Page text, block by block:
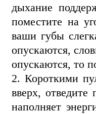
дыхание
поместите на
ваши губы
опускаются,
опускаются, то
2. Короткими
вверх, отведите
наполняет